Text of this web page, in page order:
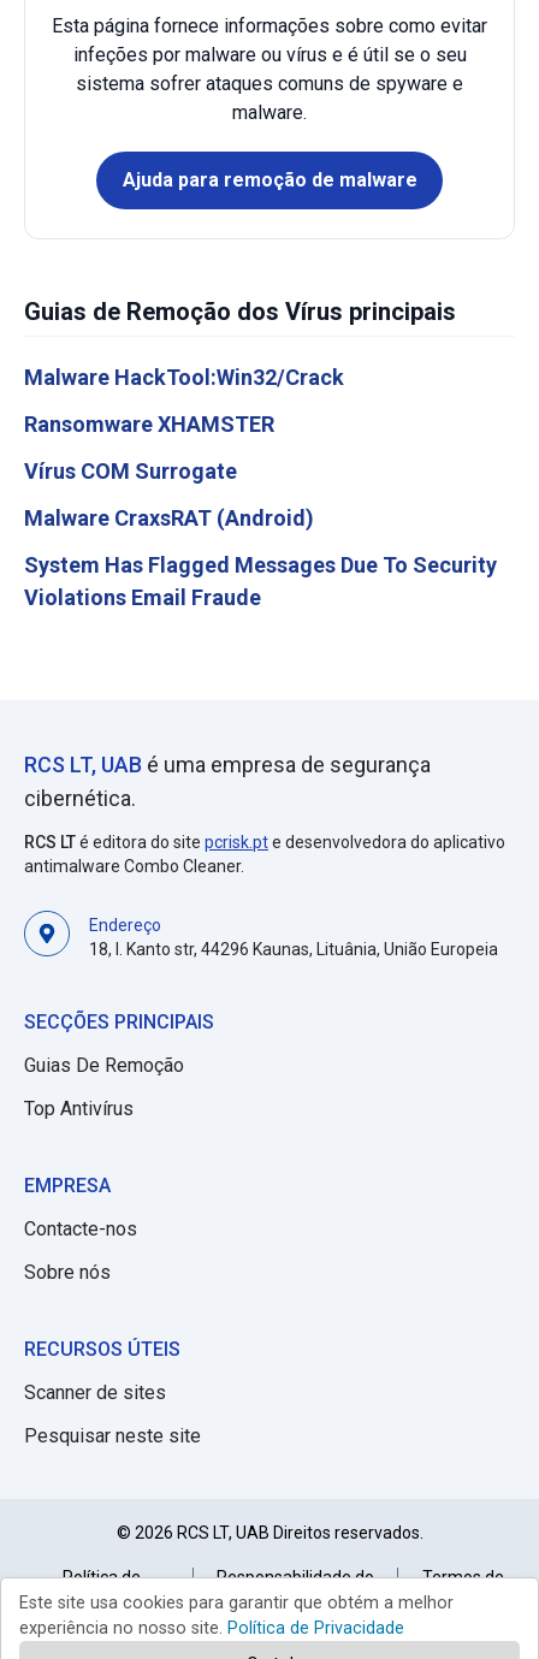
Esta página fornece informações sobre como evitar
infeções por malware ou vírus e é útil se o seu
sistema sofrer ataques comuns de spyware e
malware.
Ajuda para remoção de malware
Guias de Remoção dos Vírus principais
Malware HackTool:Win32/Crack
Ransomware XHAMSTER
Vírus COM Surrogate
Malware CraxsRAT (Android)
System Has Flagged Messages Due To Security
Violations Email Fraude
RCS LT, UAB é uma empresa de segurança
cibernética.
RCS LTé editora do site pcrisk.pte desenvolvedora do aplicativo
antimalware Combo Cleaner.
Endereço
18, I. Kanto str, 44296 Kaunas, Lituânia, União Europeia
SECÇÕES PRINCIPAIS
Guias De Remoção
Top Antivírus
EMPRESA
Contacte-nos
Sobre nós
RECURSOS ÚTEIS
Scanner de sites
Pesquisar neste site
© 2026 RCS LT, UAB Direitos reservados.
Política de
privacidade
Responsabilidade do
Site
Termos de
uso
Este site usa cookies para garantir que obtém a melhor
experiência no nosso site. Política de Privacidade